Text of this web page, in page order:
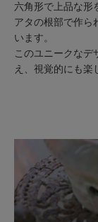
六角形で上品な形
アタの根部で作ら
います。
このユニークな
え、視覚的にも楽